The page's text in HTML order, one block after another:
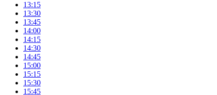
13:15
13:30
13:45
14:00
14:15
14:30
14:45
15:00
15:15
15:30
15:45